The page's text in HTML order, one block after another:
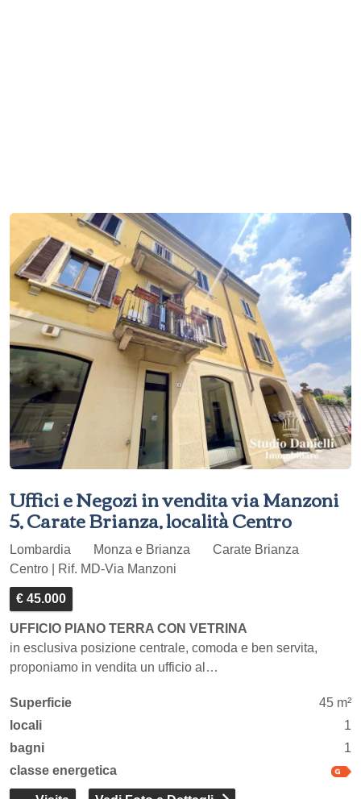
Uffici e Negozi in vendita via Manzoni
5, Carate Brianza, località Centro
Lombardia Monza e Brianza
Carate Brianza
Centro | Rif. MD-Via Manzoni
€ 45.000
UFFICIO PIANO TERRA CON VETRINA
in esclusiva posizione centrale, comoda e ben servita,
proponiamo in vendita un ufficio al…
Superficie
45 m²
locali
1
bagni
1
classe energetica